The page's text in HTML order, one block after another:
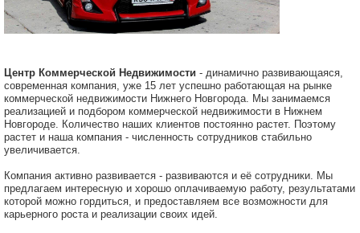
Центр Коммерческой Недвижимости - динамично развивающаяся,
современная компания, уже 15 лет успешно работающая на рынке
коммерческой недвижимости Нижнего Новгорода. Мы занимаемся
реализацией и подбором коммерческой недвижимости в Нижнем
Новгороде. Количество наших клиентов постоянно растет. Поэтому
растет и наша компания - численность сотрудников стабильно
увеличивается.
Компания активно развивается - развиваются и её сотрудники. Мы
предлагаем интересную и хорошо оплачиваемую работу, результатами
которой можно гордиться, и предоставляем все возможности для
карьерного роста и реализации своих идей.